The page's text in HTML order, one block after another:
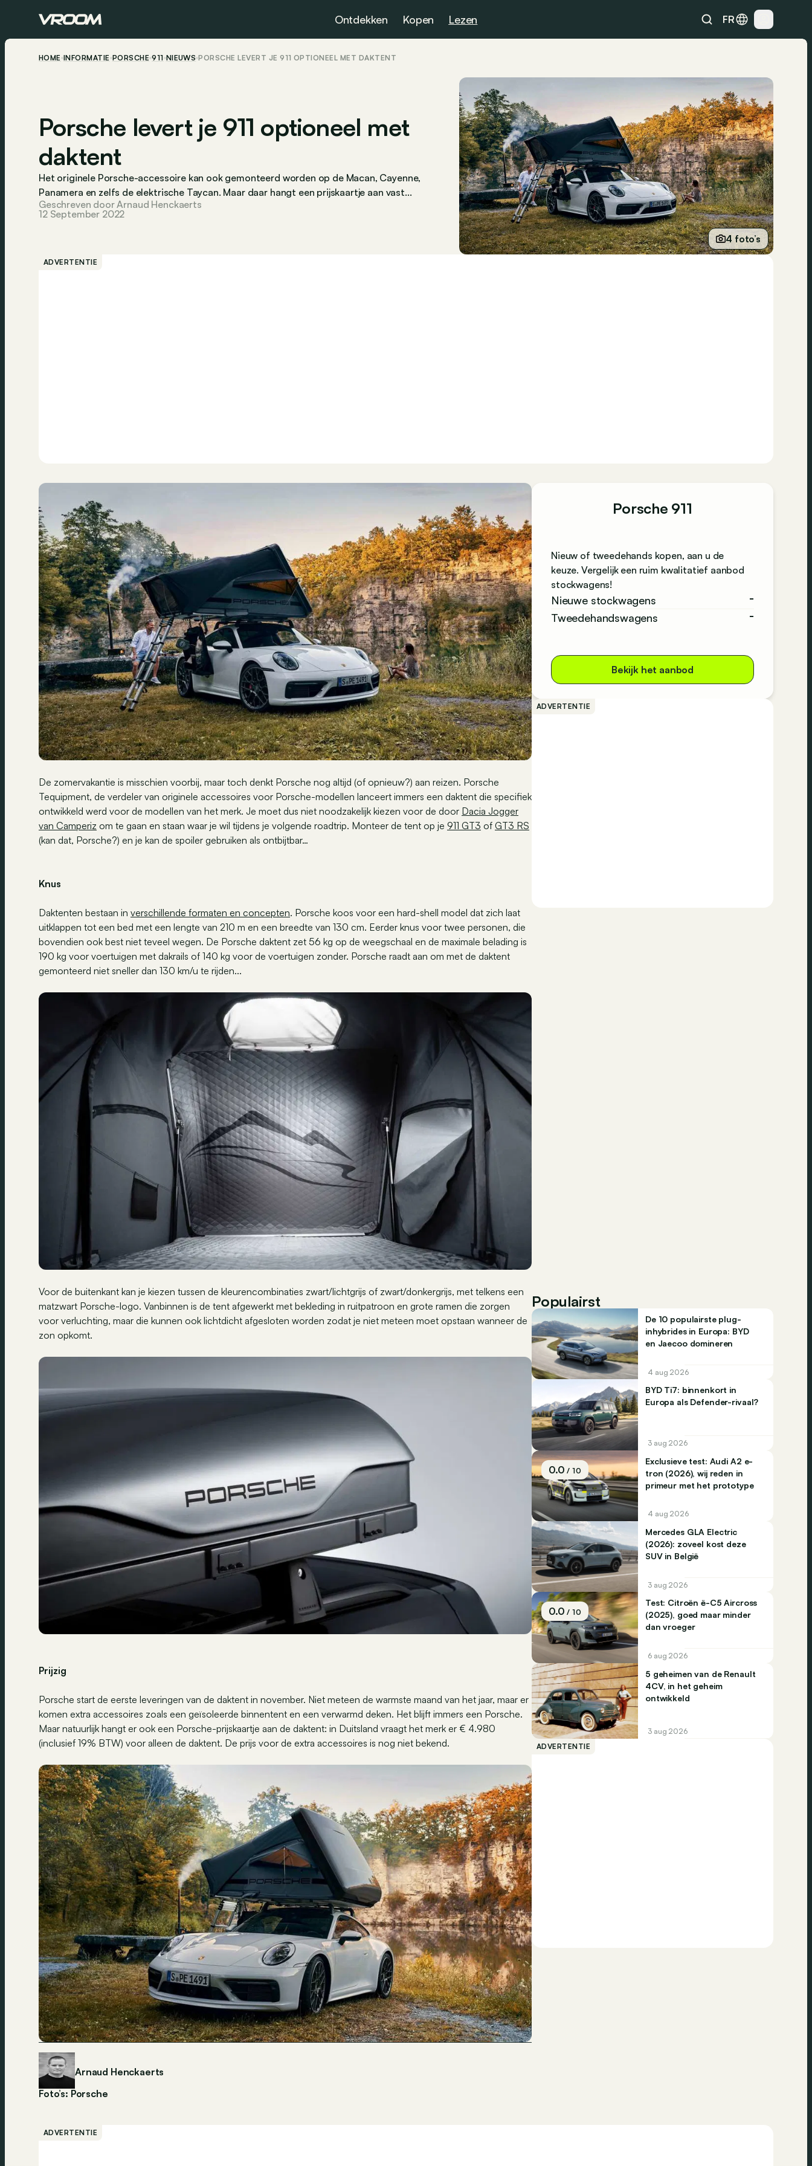
Ontdekken Kopen Lezen FR
HOME INFORMATIE PORSCHE 911 NIEUWS PORSCHE LEVERT JE 911 OPTIONEEL MET DAKTENT
Porsche levert je 911 optioneel met
daktent
Het originele Porsche-accessoire kan ook gemonteerd worden op de Macan, Cayenne,
Panamera en zelfs de elektrische Taycan. Maar daar hangt een prijskaartje aan vast...
Geschreven door Arnaud Henckaerts
12 September 2022
4 foto’s
ADVERTENTIE
De zomervakantie is misschien voorbij, maar toch denkt Porsche nog altijd (of opnieuw?) aan reizen. Porsche
Tequipment, de verdeler van originele accessoires voor Porsche-modellen lanceert immers een daktent die specifiek
ontwikkeld werd voor de modellen van het merk. Je moet dus niet noodzakelijk kiezen voor de door Dacia Jogger
van Camperiz om te gaan en staan waar je wil tijdens je volgende roadtrip. Monteer de tent op je 911 GT3 of GT3 RS
(kan dat, Porsche?) en je kan de spoiler gebruiken als ontbijtbar…
Knus
Daktenten bestaan in verschillende formaten en concepten. Porsche koos voor een hard-shell model dat zich laat
uitklappen tot een bed met een lengte van 210 m en een breedte van 130 cm. Eerder knus voor twee personen, die
bovendien ook best niet teveel wegen. De Porsche daktent zet 56 kg op de weegschaal en de maximale belading is
190 kg voor voertuigen met dakrails of 140 kg voor de voertuigen zonder. Porsche raadt aan om met de daktent
gemonteerd niet sneller dan 130 km/u te rijden...
Voor de buitenkant kan je kiezen tussen de kleurencombinaties zwart/lichtgrijs of zwart/donkergrijs, met telkens een
matzwart Porsche-logo. Vanbinnen is de tent afgewerkt met bekleding in ruitpatroon en grote ramen die zorgen
voor verluchting, maar die kunnen ook lichtdicht afgesloten worden zodat je niet meteen moet opstaan wanneer de
zon opkomt.
Prijzig
Porsche start de eerste leveringen van de daktent in november. Niet meteen de warmste maand van het jaar, maar er
komen extra accessoires zoals een geïsoleerde binnentent en een verwarmd deken. Het blijft immers een Porsche.
Maar natuurlijk hangt er ook een Porsche-prijskaartje aan de daktent: in Duitsland vraagt het merk er € 4.980
(inclusief 19% BTW) voor alleen de daktent. De prijs voor de extra accessoires is nog niet bekend.
Arnaud Henckaerts
Foto’s: Porsche
Porsche 911
Nieuw of tweedehands kopen, aan u de
keuze. Vergelijk een ruim kwalitatief aanbod
stockwagens!
Nieuwe stockwagens
-
Tweedehandswagens
-
Bekijk het aanbod
ADVERTENTIE
Populairst
De 10 populairste plug-
inhybrides in Europa: BYD
en Jaecoo domineren
4 aug 2026
BYD Ti7: binnenkort in
Europa als Defender-rivaal?
3 aug 2026
0.0/ 10
Exclusieve test: Audi A2 e-
tron (2026), wij reden in
primeur met het prototype
4 aug 2026
Mercedes GLA Electric
(2026): zoveel kost deze
SUV in België
3 aug 2026
0.0/ 10
Test: Citroën ë-C5 Aircross
(2025), goed maar minder
dan vroeger
6 aug 2026
5 geheimen van de Renault
4CV, in het geheim
ontwikkeld
3 aug 2026
ADVERTENTIE
ADVERTENTIE